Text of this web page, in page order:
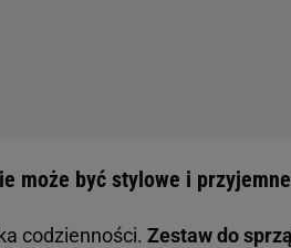
może być stylowe i
codzienności. Zestaw do